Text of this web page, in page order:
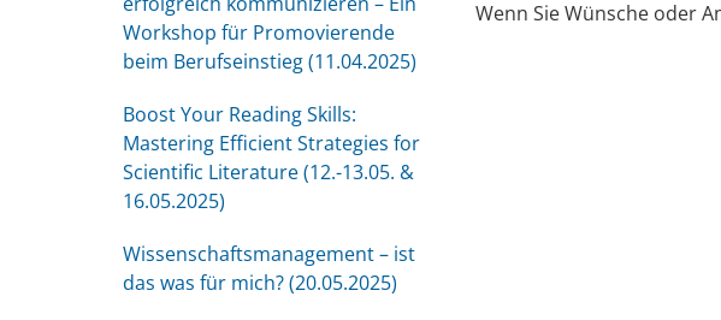
Workshop für Promovierende
beim Berufseinstieg (11.04.2025)
Boost Your Reading Skills:
Mastering Efficient Strategies for
Scientific Literature (12.-13.05. &
16.05.2025)
Wissenschaftsmanagement – ist
das was für mich? (20.05.2025)
Wenn Sie Wünsche oder